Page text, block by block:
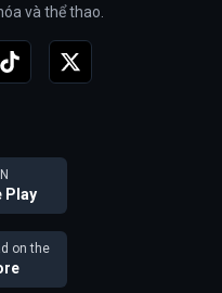
và thể thao.
Play
on the